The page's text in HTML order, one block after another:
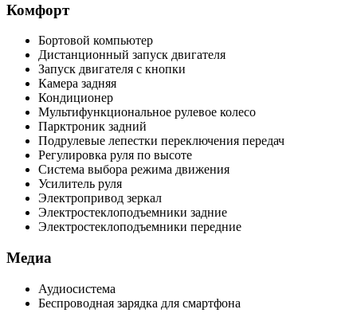
Комфорт
Бортовой компьютер
Дистанционный запуск двигателя
Запуск двигателя с кнопки
Камера задняя
Кондиционер
Мультифункциональное рулевое колесо
Парктроник задний
Подрулевые лепестки переключения передач
Регулировка руля по высоте
Система выбора режима движения
Усилитель руля
Электропривод зеркал
Электростеклоподъемники задние
Электростеклоподъемники передние
Медиа
Аудиосистема
Беспроводная зарядка для смартфона